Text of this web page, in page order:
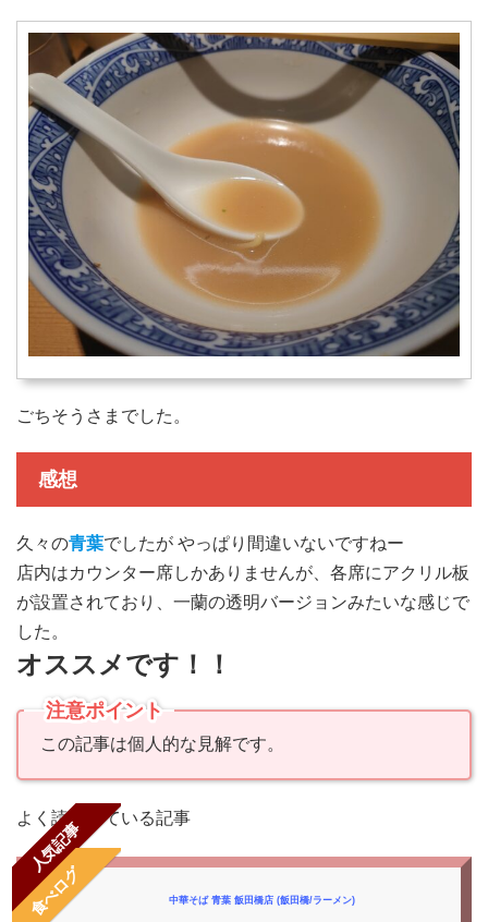
ごちそうさまでした。
感想
久々の青葉でしたが やっぱり間違いないですねー
店内はカウンター席しかありませんが、各席にアクリル板
が設置されており、一蘭の透明バージョンみたいな感じで
した。
オススメです！！
注意ポイント
この記事は個人的な見解です。
人気記事
よく読まれている記事
食べログ 中華そば 青葉 飯田橋店 (飯田橋/ラーメン)